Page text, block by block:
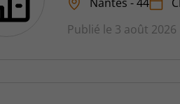
Publié le 3 août 2026